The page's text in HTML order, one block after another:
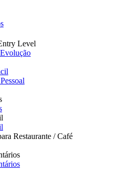
Level
Restaurante / Café